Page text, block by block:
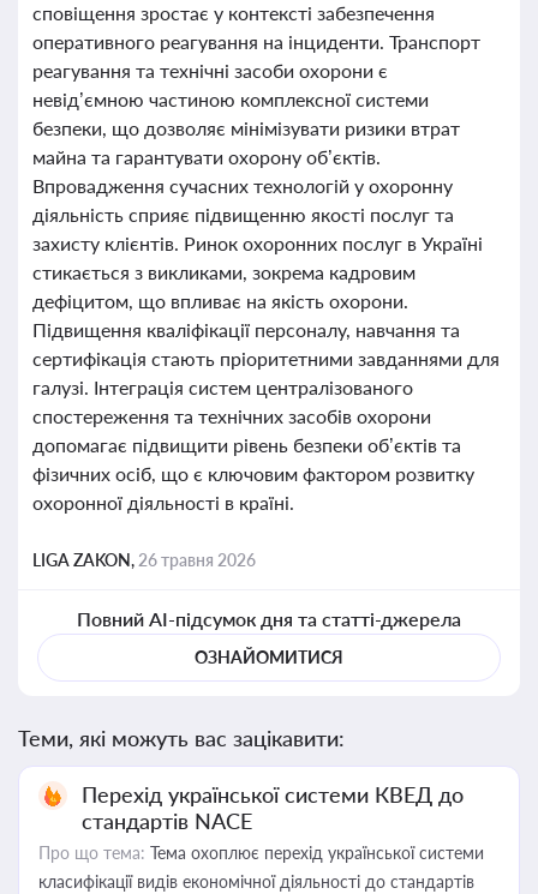
сповіщення зростає у контексті забезпечення
оперативного реагування на інциденти. Транспорт
реагування та технічні засоби охорони є
невід’ємною частиною комплексної системи
безпеки, що дозволяє мінімізувати ризики втрат
майна та гарантувати охорону об’єктів.
Впровадження сучасних технологій у охоронну
діяльність сприяє підвищенню якості послуг та
захисту клієнтів. Ринок охоронних послуг в Україні
стикається з викликами, зокрема кадровим
дефіцитом, що впливає на якість охорони.
Підвищення кваліфікації персоналу, навчання та
сертифікація стають пріоритетними завданнями для
галузі. Інтеграція систем централізованого
спостереження та технічних засобів охорони
допомагає підвищити рівень безпеки об’єктів та
фізичних осіб, що є ключовим фактором розвитку
охоронної діяльності в країні.
LIGA ZAKON, 26 травня 2026
Повний AI-підсумок дня та статті-джерела
ОЗНАЙОМИТИСЯ
Теми, які можуть вас зацікавити:
Перехід української системи КВЕД до
стандартів NACE
Про що тема: Тема охоплює перехід української системи
класифікації видів економічної діяльності до стандартів